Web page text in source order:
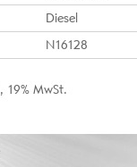
Diesel
N16128
19% MwSt.